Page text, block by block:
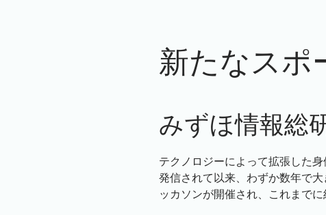
新たなスポ
みずほ情報総
テクノロジーによって拡張した
発信されて以来、わずか数年で
ッカソンが開催され、これまで